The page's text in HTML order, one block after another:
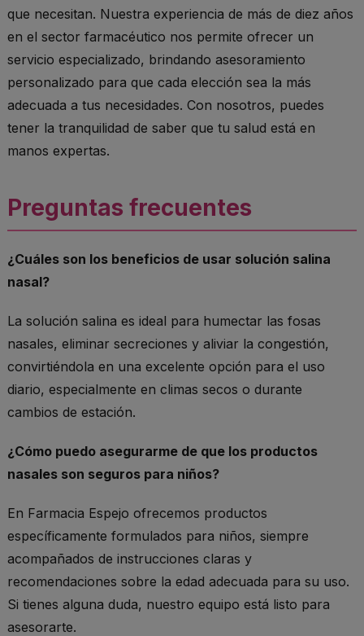
que necesitan. Nuestra experiencia de más de diez años
en el sector farmacéutico nos permite ofrecer un
servicio especializado, brindando asesoramiento
personalizado para que cada elección sea la más
adecuada a tus necesidades. Con nosotros, puedes
tener la tranquilidad de saber que tu salud está en
manos expertas.
Preguntas frecuentes
¿Cuáles son los beneficios de usar solución salina
nasal?
La solución salina es ideal para humectar las fosas
nasales, eliminar secreciones y aliviar la congestión,
convirtiéndola en una excelente opción para el uso
diario, especialmente en climas secos o durante
cambios de estación.
¿Cómo puedo asegurarme de que los productos
nasales son seguros para niños?
En Farmacia Espejo ofrecemos productos
específicamente formulados para niños, siempre
acompañados de instrucciones claras y
recomendaciones sobre la edad adecuada para su uso.
Si tienes alguna duda, nuestro equipo está listo para
asesorarte.